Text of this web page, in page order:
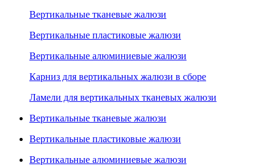
Вертикальные тканевые жалюзи
Вертикальные пластиковые жалюзи
Вертикальные алюминиевые жалюзи
Карниз для вертикальных жалюзи в сборе
Ламели для вертикальных тканевых жалюзи
Вертикальные тканевые жалюзи
Вертикальные пластиковые жалюзи
Вертикальные алюминиевые жалюзи